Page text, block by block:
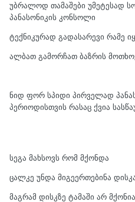
უბრალოდ თამაშები უმეტესად
პანასონიკის კონსოლი
ტექნიკურად გადასარევი რამე
ალბათ გამორჩათ ბაზრის
ნიდ ფორ სპიდი პირველად
პერიოდისთვის რასაც ქვია
სეგა მახსოვს რომ მქონდა
ცალკე უნდა მიგეერთებინა
მაგრამ დისკზე ტამაში არ მქონია